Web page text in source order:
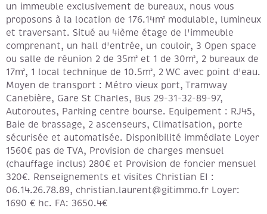
un immeuble exclusivement de bureaux, nous vous
proposons à la location de 176.14m² modulable, lumineux
et traversant. Situé au 4ième étage de l'immeuble
comprenant, un hall d'entrée, un couloir, 3 Open space
ou salle de réunion 2 de 35m² et 1 de 30m², 2 bureaux de
17m², 1 local technique de 10.5m², 2 WC avec point d'eau.
Moyen de transport : Métro vieux port, Tramway
Canebière, Gare St Charles, Bus 29-31-32-89-97,
Autoroutes, Parking centre bourse. Equipement : RJ45,
Baie de brassage, 2 ascenseurs, Climatisation, porte
sécurisée et automatisée. Disponibilité immédiate Loyer
1560€ pas de TVA, Provision de charges mensuel
(chauffage inclus) 280€ et Provision de foncier mensuel
320€. Renseignements et visites Christian EI :
06.14.26.78.89, christian.laurent@gitimmo.fr Loyer:
1690 € hc. FA: 3650.4€